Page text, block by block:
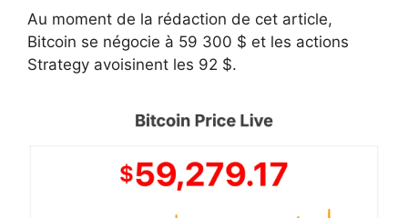
Au moment de la rédaction de cet article,
Bitcoin se négocie à 59 300 $ et les actions
Strategy avoisinent les 92 $.